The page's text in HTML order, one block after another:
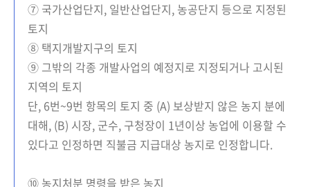
⑦ 국가산업단지, 일반산업단지, 농공단지 등으로 지정된
토지
⑧ 택지개발지구의 토지
⑨ 그밖의 각종 개발사업의 예정지로 지정되거나 고시된
지역의 토지
단, 6번~9번 항목의 토지 중 (A) 보상받지 않은 농지 분에
대해, (B) 시장, 군수, 구청장이 1년이상 농업에 이용할 수
있다고 인정하면 직불금 지급대상 농지로 인정합니다.
⑩ 농지처분 명령을 받은 농지